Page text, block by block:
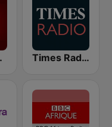
Times Radio